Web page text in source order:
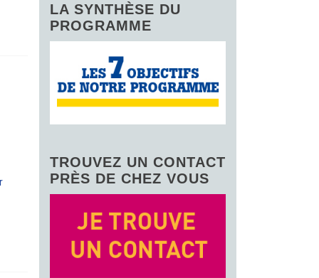
LA SYNTHÈSE DU
PROGRAMME
TROUVEZ UN CONTACT
PRÈS DE CHEZ VOUS